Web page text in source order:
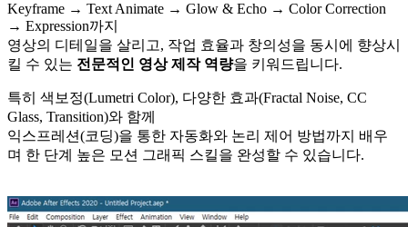
Keyframe → Text Animate → Glow & Echo → Color Correction
→ Expression까지
영상의 디테일을 살리고, 작업 효율과 창의성을 동시에 향상시
킬 수 있는 전문적인 영상 제작 역량을 키워드립니다.
특히 색보정(Lumetri Color), 다양한 효과(Fractal Noise, CC
Glass, Transition)와 함께
익스프레션(코딩)을 통한 자동화와 논리 제어 방법까지 배우
며 한 단계 높은 모션 그래픽 스킬을 완성할 수 있습니다.